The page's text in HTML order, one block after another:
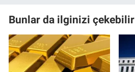
Bunlar da ilginizi çekebilir